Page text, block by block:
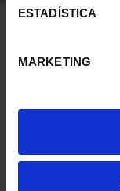
ESTADÍSTICA
MARKETING